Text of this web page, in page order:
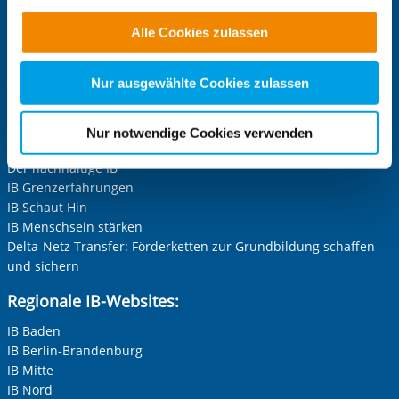
Funktionen für diese Zwecke aktiviert sind, müssen Sie
alle Cookie-Kategorien auswählen. Sie können mittels
nachfolgender Buttons über Ihre Einwilligung für diese
Zwecke entscheiden und Ihre erteilte Einwilligung stets
für die Zukunft widerrufen. Bitte beachten Sie: Ihre
Cookies, die erforderlich zur Bereitstellung der von Ihnen
aufgerufenen und somit gewünschten Website-
Funktionen sind. Diese Cookies setzen wir aufgrund
berechtigter Interessen und daher unabhängig von einer
Einwilligung.
Alle Cookies zulassen
Nur ausgewählte Cookies zulassen
Nur notwendige Cookies verwenden
IB-Stiftung
Stiftung Schwarz-Rot-Bunt
Projekt-Websites:
Inklusion leben und erleben im IB
Der nachhaltige IB
IB Grenzerfahrungen
IB Schaut Hin
IB Menschsein stärken
Delta-Netz Transfer: Förderketten zur Grundbildung schaffen
und sichern
Regionale IB-Websites:
IB Baden
IB Berlin-Brandenburg
IB Mitte
IB Nord